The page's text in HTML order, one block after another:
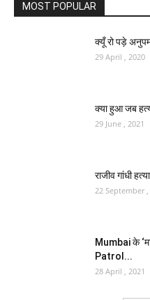
MOST POPULAR
क्यूँ रो पड़े
29 April , 2020
क्या हुआ जब
29 June , 2021
राजीव गांधी
22 September ,
Mumbai के
Patrol...
28 April , 2021